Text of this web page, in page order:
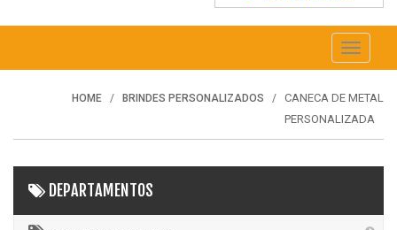
Toggle
HOME BRINDES PERSONALIZADOS
CANECA DE METAL
PERSONALIZADA
DEPARTAMENTOS